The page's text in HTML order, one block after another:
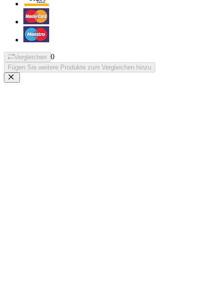
Vergleichen 0
Fügen Sie weitere Produkte zum Vergleichen hinzu